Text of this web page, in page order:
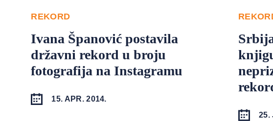
REKORD
Ivana Španović postavila
državni rekord u broju
fotografija na Instagramu
15. APR. 2014.
25.